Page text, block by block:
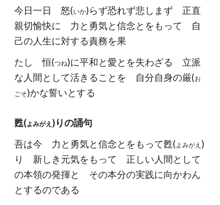
今日一日 怒(いか)らず恐れず悲しまず 正直
親切愉快に 力と勇気と信念とをもって 自
己の人生に対する責務を果
たし 恒(つね)に平和と愛とを失わざる 立派
な人間として活きることを 自分自身の厳(お
ごそ)かな誓いとする
甦(よみがえ )りの誦句
吾は今 力と勇気と信念とをもって甦(よみがえ )
り 新しき元気をもって 正しい人間として
の本領の発揮と その本分の実践に向かわん
とするのである